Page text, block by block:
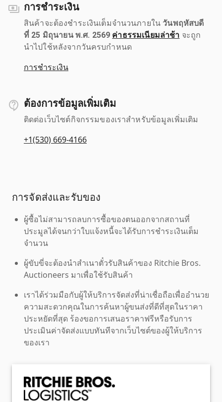
การชำระเงิน
สินค้าจะต้องชำระเงินเต็มจำนวนภายใน วันพฤหัสบดี
ที่ 25 มิถุนายน พ.ศ. 2569 ค่าธรรมเนียมล่าช้า จะถูก
นำไปใช้หลังจากวันครบกำหนด
การชำระเงิน
ต้องการข้อมูลเพิ่มเติม
ติดต่อเว็บไซต์กิจกรรมของเราสำหรับข้อมูลเพิ่มเติม
+1(530) 669-4166
การจัดส่งและรับของ
ผู้ซื้อไม่สามารถลบการซื้อของตนออกจากสถานที่
ประมูลได้จนกว่าใบแจ้งหนี้จะได้รับการชำระเงินเต็ม
จำนวน
ผู้ขับขี่จะต้องนำสำเนาตั๋วรับสินค้าของ Ritchie Bros.
Auctioneers มาเพื่อใช้รับสินค้า
เราได้ร่วมมือกับผู้ให้บริการจัดส่งที่น่าเชื่อถือเพื่ออำนวย
ความสะดวกคุณในการค้นหาผู้ขนส่งที่ดีที่สุดในราคา
ประหยัดที่สุด ร้องขอการเสนอราคาฟรีหรือรับการ
ประเมินค่าจัดส่งแบบทันทีจากเว็บไซต์ของผู้ให้บริการ
ของเรา